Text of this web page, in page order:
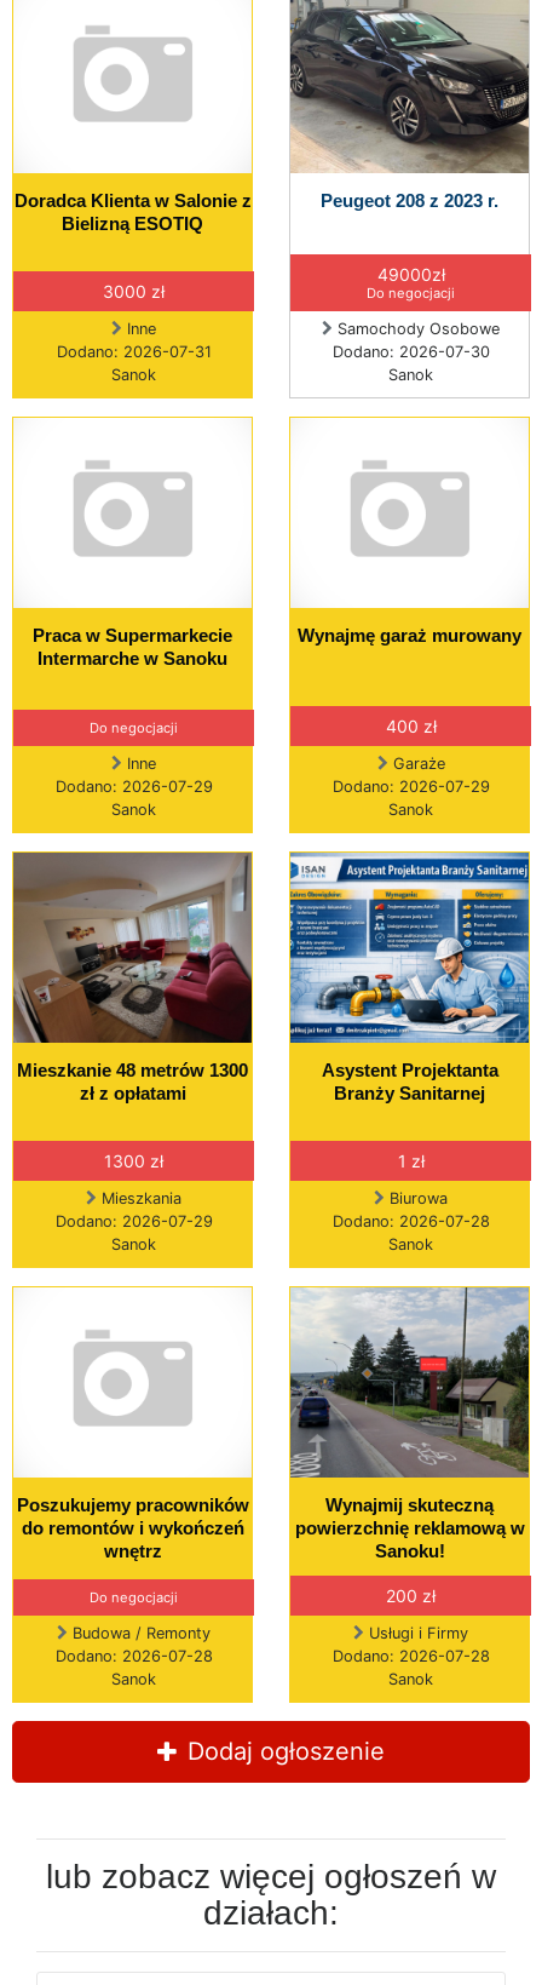
Doradca Klienta w Salonie z
Bielizną ESOTIQ
3000 zł
Inne
Dodano: 2026-07-31
Sanok
Peugeot 208 z 2023 r.
49000zł
Do negocjacji
Samochody Osobowe
Dodano: 2026-07-30
Sanok
Praca w Supermarkecie
Intermarche w Sanoku
Do negocjacji
Inne
Dodano: 2026-07-29
Sanok
Wynajmę garaż murowany
400 zł
Garaże
Dodano: 2026-07-29
Sanok
Mieszkanie 48 metrów 1300
zł z opłatami
1300 zł
Mieszkania
Dodano: 2026-07-29
Sanok
Asystent Projektanta
Branży Sanitarnej
1 zł
Biurowa
Dodano: 2026-07-28
Sanok
Poszukujemy pracowników
do remontów i wykończeń
wnętrz
Do negocjacji
Budowa / Remonty
Dodano: 2026-07-28
Sanok
Wynajmij skuteczną
powierzchnię reklamową w
Sanoku!
200 zł
Usługi i Firmy
Dodano: 2026-07-28
Sanok
Dodaj ogłoszenie
lub zobacz więcej ogłoszeń w
działach: